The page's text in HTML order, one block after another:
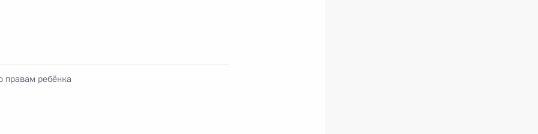
правам ребёнка